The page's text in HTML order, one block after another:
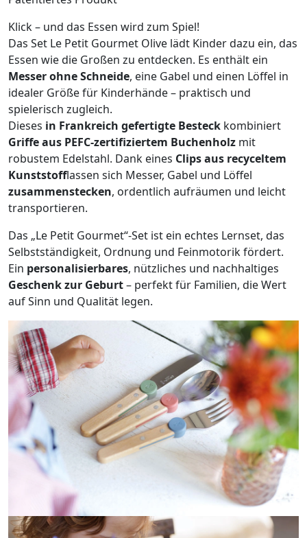
Klick – und das Essen wird zum Spiel!
Das Set Le Petit Gourmet Olive lädt Kinder dazu ein, das
Essen wie die Großen zu entdecken. Es enthält ein
Messer ohne Schneide, eine Gabel und einen Löffel in
idealer Größe für Kinderhände – praktisch und
spielerisch zugleich.
Dieses in Frankreich gefertigte Besteck kombiniert
Griffe aus PEFC-zertifiziertem Buchenholz mit
robustem Edelstahl. Dank eines Clips aus recyceltem
Kunststofflassen sich Messer, Gabel und Löffel
zusammenstecken, ordentlich aufräumen und leicht
transportieren.
Das „Le Petit Gourmet“-Set ist ein echtes Lernset, das
Selbstständigkeit, Ordnung und Feinmotorik fördert.
Ein personalisierbares, nützliches und nachhaltiges
Geschenk zur Geburt– perfekt für Familien, die Wert
auf Sinn und Qualität legen.